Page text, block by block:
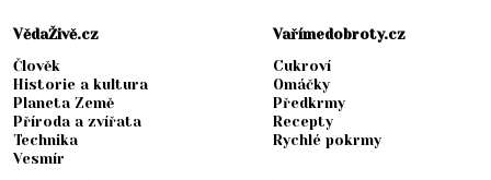
VědaŽivě.cz
Člověk
Historie a kultura
Planeta Země
Příroda a zvířata
Technika
Vesmír
Vařímedobroty.cz
Cukroví
Omáčky
Předkrmy
Recepty
Rychlé pokrmy